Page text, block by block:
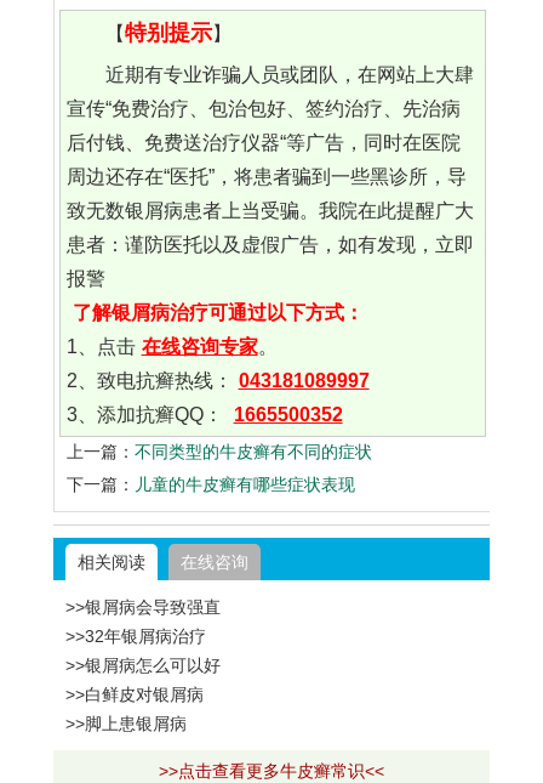
【特别提示】
近期有专业诈骗人员或团队，在网站上大肆
宣传“免费治疗、包治包好、签约治疗、先治病
后付钱、免费送治疗仪器“等广告，同时在医院
周边还存在“医托”，将患者骗到一些黑诊所，导
致无数银屑病患者上当受骗。我院在此提醒广大
患者：谨防医托以及虚假广告，如有发现，立即
报警
了解银屑病治疗可通过以下方式：
1、点击 在线咨询专家。
2、致电抗癣热线：
043181089997
3、添加抗癣QQ：
1665500352
上一篇： 不同类型的牛皮癣有不同的症状
下一篇： 儿童的牛皮癣有哪些症状表现
相关阅读 在线咨询
>>银屑病会导致强直
>>32年银屑病治疗
>>银屑病怎么可以好
>>白鲜皮对银屑病
>>脚上患银屑病
>>点击查看更多牛皮癣常识<<